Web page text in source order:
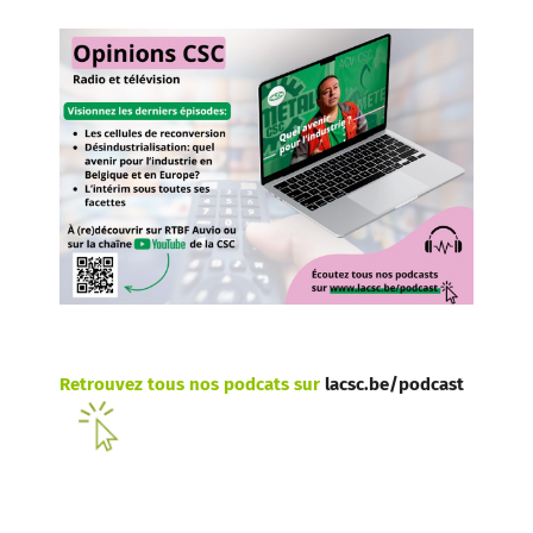
Retrouvez tous nos podcats sur lacsc.be/podcast